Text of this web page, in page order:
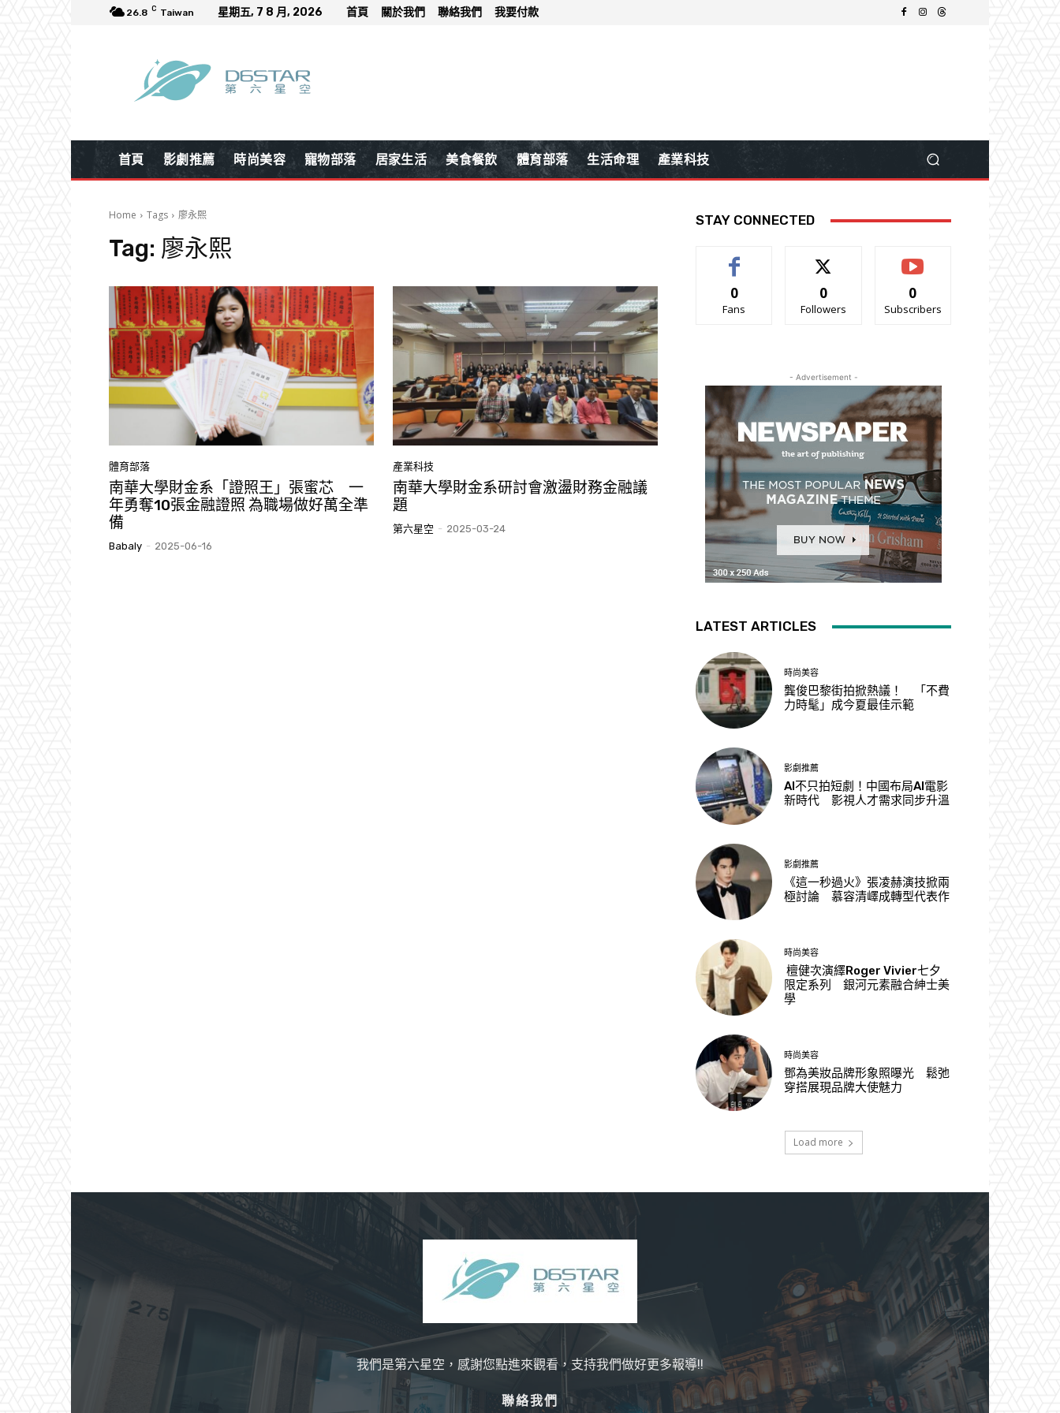
26.8 C Taiwan 星期五, 7 8 月, 2026 首頁 關於我們 聯絡我們 我要付款
首頁 影劇推薦 時尚美容 寵物部落 居家生活 美食餐飲 體育部落 生活命理 產業科技
Home Tags 廖永熙
Tag: 廖永熙
體育部落
南華大學財金系「證照王」張蜜芯 一
年勇奪10張金融證照 為職場做好萬全準
備
Babaly - 2025-06-16
產業科技
南華大學財金系研討會激盪財務金融議
題
第六星空 - 2025-03-24
STAY CONNECTED
0
Fans
0
Followers
0
Subscribers
- Advertisement -
LATEST ARTICLES
時尚美容
龔俊巴黎街拍掀熱議！ 「不費
力時髦」成今夏最佳示範
影劇推薦
AI不只拍短劇！中國布局AI電影
新時代 影視人才需求同步升溫
影劇推薦
《這一秒過火》張凌赫演技掀兩
極討論 慕容清嶧成轉型代表作
時尚美容
檀健次演繹Roger Vivier七夕
限定系列 銀河元素融合紳士美
學
時尚美容
鄧為美妝品牌形象照曝光 鬆弛
穿搭展現品牌大使魅力
Load more
我們是第六星空，感謝您點進來觀看，支持我們做好更多報導!!
聯絡我們